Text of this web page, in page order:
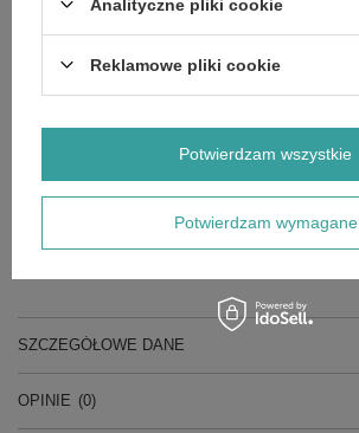
TB51S02A
TB53S13
TB53S11
SZCZEGÓŁOWE DANE
OPINIE (0)
Analityczne pliki cookie
Reklamowe pliki cookie
Potwierdzam wymagane
Potwierdzam wszystkie